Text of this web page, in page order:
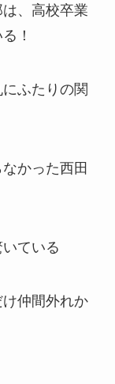
、高校卒業
！
ふたりの関
かった西田
ている
仲間外れか